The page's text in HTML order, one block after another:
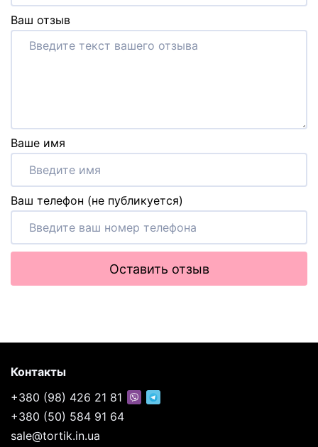
Ваш отзыв
Ваше имя
Ваш телефон (не публикуется)
Оставить отзыв
Контакты
+380 (98) 426 21 81
+380 (50) 584 91 64
sale@tortik.in.ua